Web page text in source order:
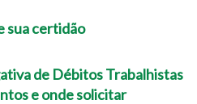
de Débitos Trabalhistas
e onde solicitar